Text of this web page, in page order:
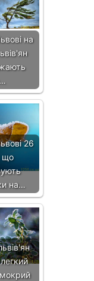
на
26
що
на…